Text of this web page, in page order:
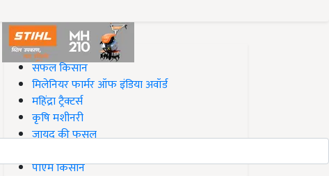
#Top on Krishi Jagran
सफल किसान
मिलेनियर फार्मर ऑफ इंडिया अवॉर्ड
महिंद्रा ट्रैक्टर्स
कृषि मशीनरी
जायद की फसल
पीएम किसान